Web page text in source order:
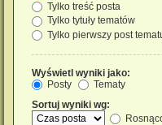
Tylko treść posta
Tylko tytuły tematów
Tylko pierwszy post
Wyświetl wyniki jako:
Posty
Tematy
Sortuj wyniki wg: